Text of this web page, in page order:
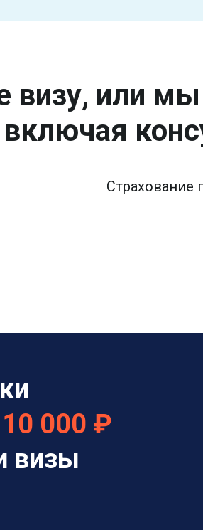
визу, или
включая
Страхование
10 000 ₽
визы